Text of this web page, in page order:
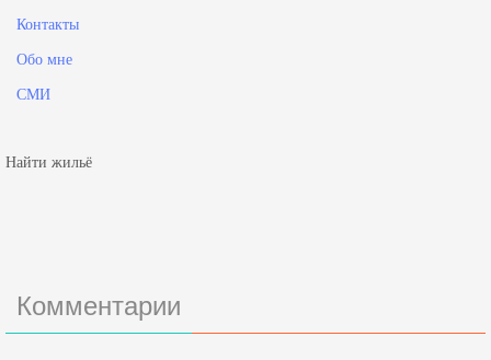
Контакты
Обо мне
СМИ
Найти жильё
Комментарии